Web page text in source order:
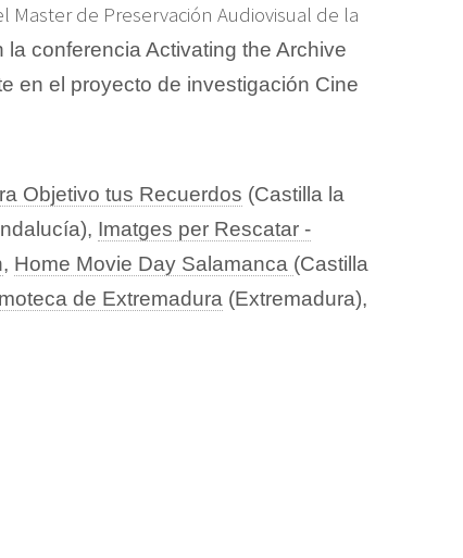
Master de Preservación Audiovisual de la
conferencia Activating the Archive
en el proyecto de investigación Cine
Objetivo tus Recuerdos (Castilla la
Imatges per Rescatar -
, Home Movie Day Salamanca (Castilla
de Extremadura (Extremadura),